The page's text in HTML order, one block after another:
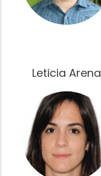
Leticia Arena
Fotografía